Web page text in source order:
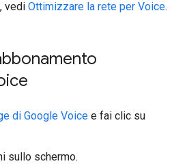
vedi Ottimizzare la rete per Voice.
di Google Voice e fai clic su
sullo schermo.